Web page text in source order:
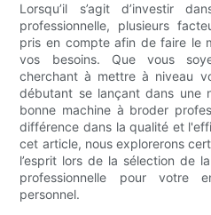
Lorsqu’il s’agit d’investir
professionnelle, plusieurs
pris en compte afin de faire le
vos besoins. Que vous
cherchant à mettre à niveau
débutant se lançant dans une
bonne machine à broder
différence dans la qualité et
cet article, nous explorerons
l’esprit lors de la sélection de
professionnelle pour votre
personnel.